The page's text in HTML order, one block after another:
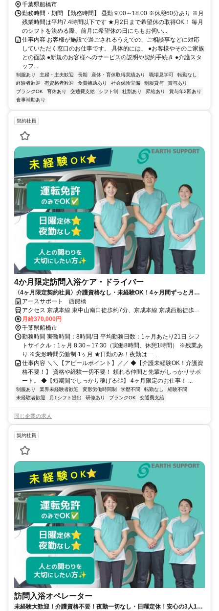
「東中山駅」より徒歩約4分
千葉県船橋市
勤務時間・期間 【勤務時間】 昼勤 9:00～18:00 ※休憩60分あり ※月
残業時間は平均7.4時間以下です ★月2日まで希望休の取得OK！ 毎月
のシフトを決める際、前月に希望休の日にちもお伺い...
仕事内容 お客様が施設で過ごされるうえでの、ご相談事などに対応
していただく窓口のお仕事です。 具体的には、 ●お客様やそのご家族
との面談 ●新規のお客様へのサービスの説明や契約手続き ●介護スタ
ッフ...
制服あり 主婦・主夫歓迎 長期 産休・育休取得実績あり 職場見学可
転勤なし
経験者歓迎
有資格者歓迎 食費補助あり 社会保険完備 制服貸与
賞与あり
ブランクOK
育休あり 交通費支給 シフト制 社割あり 昇給あり
賞与年2回あり
食事補助あり
契約社員
4か月限定訪問入浴ケア・ドライバー
〈4ヶ月限定契約社員〉介護資格なし・未経験OK！4ヶ月間ずっと月給
37万円！運転免許を活かして次の仕事までのつなぎに訪問入浴のお仕事
を挑戦してみませんか？
アースサポート 西船橋
アクセス 京成本線 東中山南口徒歩約7分、京成本線 京成西船徒歩約7
分、ＪＲ武蔵野線 西船橋北口徒歩約8分
月給370,000円
千葉県船橋市
勤務時間 実働時間：8時間/日 平均勤務日数：1ヶ月あたり21日 シフ
トサイクル：1ヶ月 8:30～17:30（実働8時間、休憩1時間） ※残業あ
り ※変形時間労働制:1ヶ月 ★日勤のみ！夜勤は一...
仕事内容 ＼＼【アピールポイント】／／ ◆【介護未経験OK！介護資
格不要！】 資格や経験一切不要！ 頼れる仲間と先輩がしっかりサポ
ート。 ◆【短期間でしっかり稼げる◎】 4ヶ月限定のお仕事！ ...
制服あり 業界未経験者歓迎 変形労働時間制 学歴不問 転勤なし
経験不問
未経験者歓迎
月1シフト提出 研修あり ブランクOK 交通費支給
同じ企業の求人
契約社員
訪問入浴オペレーター
未経験大歓迎！介護資格不要！夜勤一切なし・日曜定休！安心の3人1組